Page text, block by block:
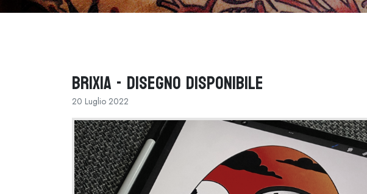
Brixia - Disegno disponibile
20 Luglio 2022